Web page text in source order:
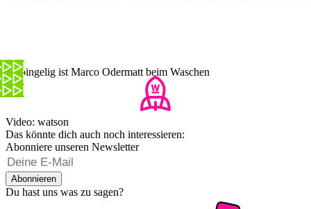
So pingelig ist Marco Odermatt beim Waschen
Video: watson
Das könnte dich auch noch interessieren:
Abonniere unseren Newsletter
Abonnieren
Du hast uns was zu sagen?